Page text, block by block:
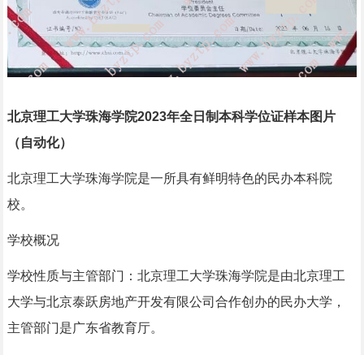
北京理工大学珠海学院2023年全日制本科学位证样本图片
（自动化）
北京理工大学珠海学院是一所具有鲜明特色的民办本科院
校。
学校概况
学校性质与主管部门：北京理工大学珠海学院是由北京理工
大学与北京泰跃房地产开发有限公司合作创办的民办大学，
主管部门是广东省教育厅。